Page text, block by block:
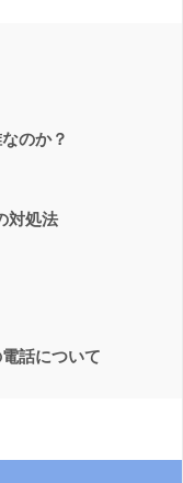
のか？
対処法
話について